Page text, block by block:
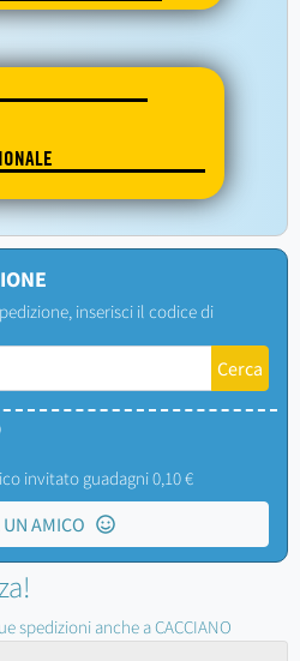
inserisci il codice di
invitato guadagni 0,10 €
AMICO
spedizioni anche a CACCIANO